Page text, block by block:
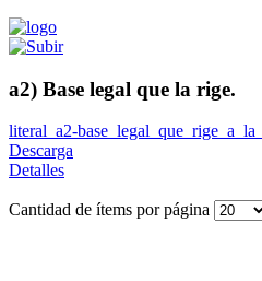
a2) Base legal que la rige.
literal_a2-
Descarga
Detalles
Cantidad de ítems por página